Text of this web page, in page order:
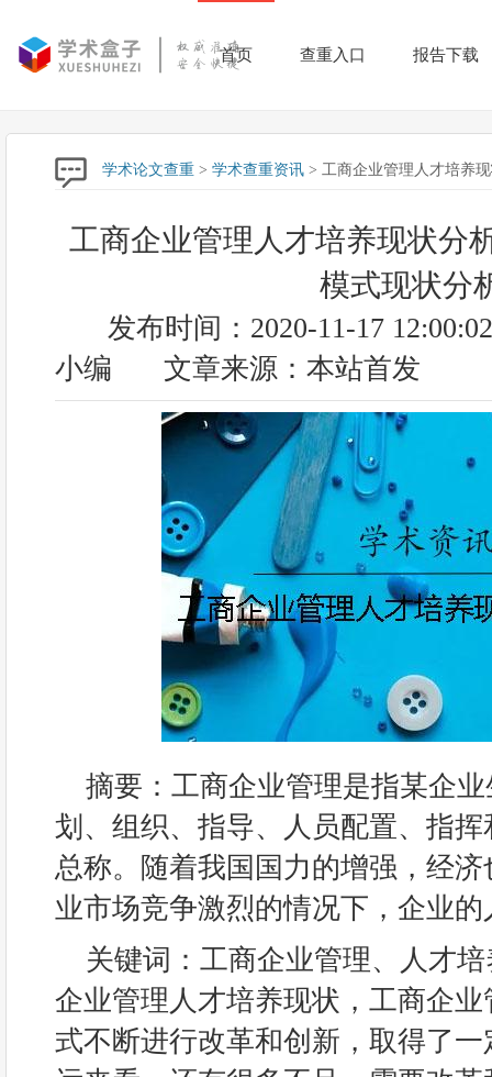
首页 查重入口 报告下载
学术论文查重 > 学术查重资讯 > 工商企业管理人才培养
工商企业管理人才培养现状分
模式现状分
发布时间：2020-11-17 12:00:02
小编
文章来源：本站首发
摘要：工商企业管理是指某企
划、组织、指导、人员配置、指
总称。随着我国国力的增强，经
业市场竞争激烈的情况下，企业
关键词：工商企业管理、人才
企业管理人才培养现状，工商企
式不断进行改革和创新，取得了